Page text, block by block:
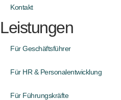
Kontakt
Leistungen
Für Geschäftsführer
Für HR & Personalentwicklung
Für Führungskräfte